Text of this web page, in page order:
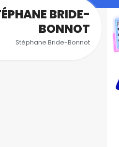
BRIDE-
BONNOT
Stéphane Bride-Bonnot